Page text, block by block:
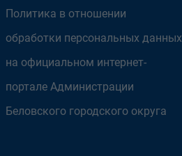
Политика в отношении
обработки персональных данных
на официальном интернет-
портале Администрации
Беловского городского округа